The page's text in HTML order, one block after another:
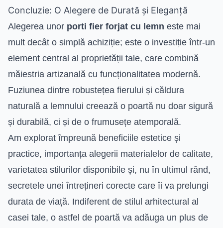
Concluzie: O Alegere de Durată și Eleganță
Alegerea unor porti fier forjat cu lemn este mai
mult decât o simplă achiziție; este o investiție într-un
element central al proprietății tale, care combină
măiestria artizanală cu funcționalitatea modernă.
Fuziunea dintre robustețea fierului și căldura
naturală a lemnului creează o poartă nu doar sigură
și durabilă, ci și de o frumusețe atemporală.
Am explorat împreună beneficiile estetice și
practice, importanța alegerii materialelor de calitate,
varietatea stilurilor disponibile și, nu în ultimul rând,
secretele unei întrețineri corecte care îi va prelungi
durata de viață. Indiferent de stilul arhitectural al
casei tale, o astfel de poartă va adăuga un plus de